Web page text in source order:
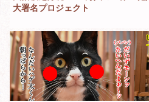
大署名プロジェクト